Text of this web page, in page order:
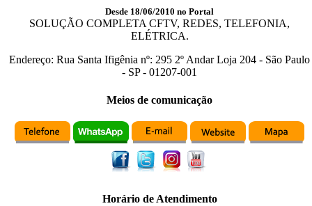
Desde 18/06/2010 no Portal
SOLUÇÃO COMPLETA CFTV, REDES, TELEFONIA,
ELÉTRICA.
Endereço: Rua Santa Ifigênia nº: 295 2º Andar Loja 204 - São Paulo
- SP- 01207-001
Meios de comunicação
Horário de Atendimento